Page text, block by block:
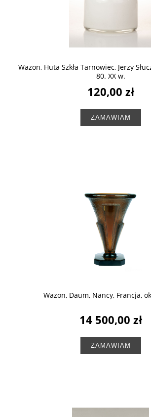
Wazon, Huta Szkła Tarnowiec, Jerzy
80. XX w.
120,00 zł
ZAMAWIAM
Wazon, Daum, Nancy, Francja,
14 500,00 zł
ZAMAWIAM